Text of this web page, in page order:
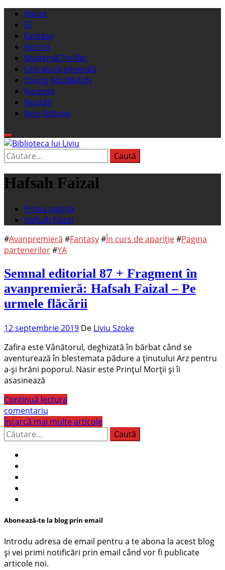
Sari
conținut
Meniu
principal
About
SF
Fantasy
Horror
Mystery&Thriller
Literatură generală
Young Adult&Kids
Recenzii
Noutăți
Non-ficțiune
Biblioteca lui Liviu
Fostul blog FanSF
Caută
după:
Hafsah Faizal
Prima pagină
Hafsah Faizal
#Avanpremieră #Fantasy#În curs de apariție#Pagina
partenerilor#YA
Semnal editorial 87 + Fragment în
avanpremieră: Hafsah Faizal – Pe
urmele flăcării
12 septembrie 2019 De Liviu Szoke
Zafira este Vânătorul, deghizată în bărbat când se
aventurează în blestemata pădure a ținutului Arz pentru
a-și hrăni poporul. Nasir este Prințul Morții și îi
asasinează
Continuă lectura
comentariu
Încarcă mai multe articole
Caută
după:
Abonează-te la blog prin email
Introdu adresa de email pentru a te abona la acest blog
și vei primi notificări prin email când vor fi publicate
articole noi.